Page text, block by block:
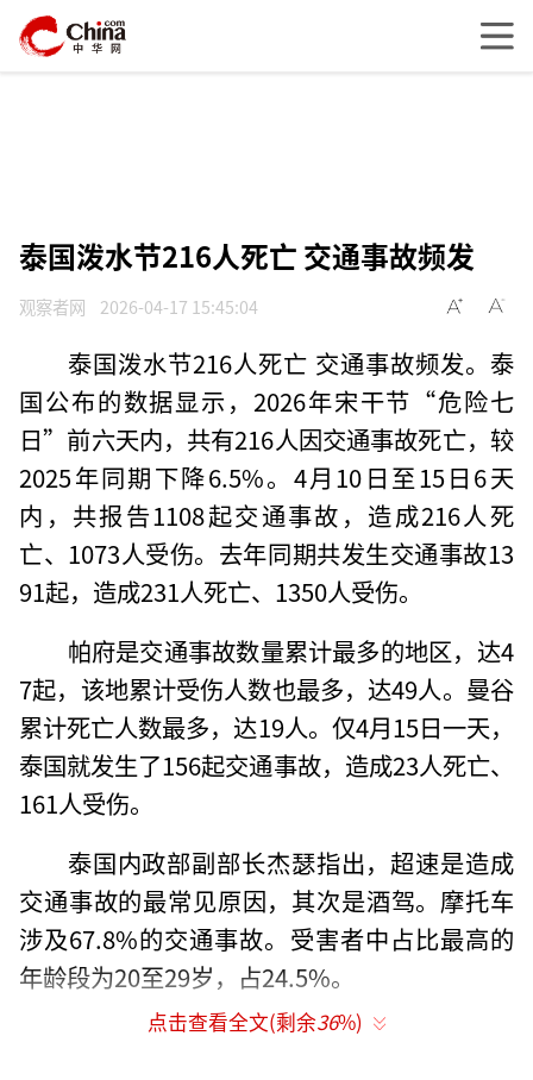
泰国泼水节216人死亡 交通事故频发
观察者网 2026-04-17 15:45:04
泰国泼水节216人死亡 交通事故频发。泰
国公布的数据显示，2026年宋干节“危险七
日”前六天内，共有216人因交通事故死亡，较
2025年同期下降6.5%。4月10日至15日6天
内，共报告1108起交通事故，造成216人死
亡、1073人受伤。去年同期共发生交通事故13
91起，造成231人死亡、1350人受伤。
帕府是交通事故数量累计最多的地区，达4
7起，该地累计受伤人数也最多，达49人。曼谷
累计死亡人数最多，达19人。仅4月15日一天，
泰国就发生了156起交通事故，造成23人死亡、
161人受伤。
泰国内政部副部长杰瑟指出，超速是造成
交通事故的最常见原因，其次是酒驾。摩托车
涉及67.8%的交通事故。受害者中占比最高的
年龄段为20至29岁，占24.5%。
泰国总理兼内政部长阿努廷在泰国防灾减
点击查看全文(剩余36%)